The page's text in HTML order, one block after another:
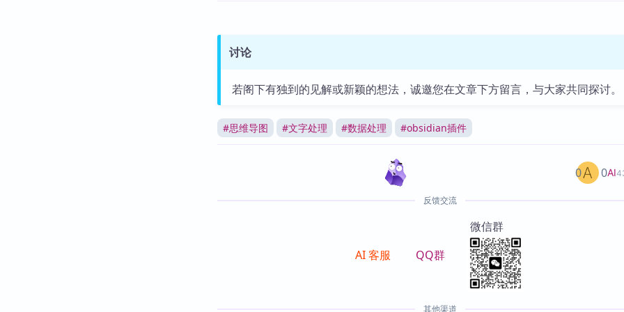
讨论
若阁下有独到的见解或新颖的想法，诚邀您在文章下方留言，与大家共同探讨。
#思维导图 #文字处理 #数据处理 #obsidian插件
AI
0 0
反馈交流
AI 客服 QQ群
微信群
其他渠道